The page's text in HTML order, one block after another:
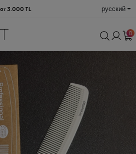
oт 3.000 TL русский
0